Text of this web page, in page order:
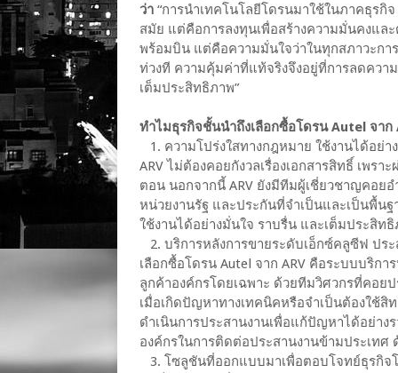
ว่า “การนำเทคโนโลยีโดรนมาใช้ในภาคธุร
สมัย แต่คือการลงทุนเพื่อสร้างความมั่นคงแล
พร้อมบิน แต่คือความมั่นใจว่าในทุกสภาวะก
ท่วงที ความคุ้มค่าที่แท้จริงจึงอยู่ที่การลดควา
เต็มประสิทธิภาพ”
ทำไมธุรกิจชั้นนำถึงเลือกซื้อโดรน Autel จาก
1. ความโปร่งใสทางกฎหมาย ใช้งานได้อย่
ARV ไม่ต้องคอยกังวลเรื่องเอกสารสิทธิ์ เพร
ตอน นอกจากนี้ ARV ยังมีทีมผู้เชี่ยวชาญคอย
หน่วยงานรัฐ และประกันที่จำเป็นและเป็นพื้น
ใช้งานได้อย่างมั่นใจ ราบรื่น และเต็มประสิท
2. บริการหลังการขายระดับเอ็กซ์คลูซีฟ ปร
เลือกซื้อโดรน Autel จาก ARV คือระบบบริก
ลูกค้าองค์กรโดยเฉพาะ ด้วยทีมวิศวกรที่คอย
เมื่อเกิดปัญหาทางเทคนิคหรือจำเป็นต้องใช้สิ
ดำเนินการประสานงานเพื่อแก้ปัญหาได้อย่าง
องค์กรในการติดต่อประสานงานข้ามประเทศ
3. โซลูชันที่ออกแบบมาเพื่อตอบโจทย์ธุรกิจ